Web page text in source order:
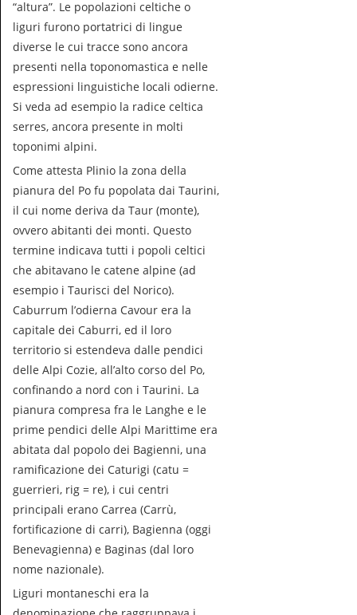
“altura”. Le popolazioni celtiche o
liguri furono portatrici di lingue
diverse le cui tracce sono ancora
presenti nella toponomastica e nelle
espressioni linguistiche locali odierne.
Si veda ad esempio la radice celtica
serres, ancora presente in molti
toponimi alpini.
Come attesta Plinio la zona della
pianura del Po fu popolata dai Taurini,
il cui nome deriva da Taur (monte),
ovvero abitanti dei monti. Questo
termine indicava tutti i popoli celtici
che abitavano le catene alpine (ad
esempio i Taurisci del Norico).
Caburrum l’odierna Cavour era la
capitale dei Caburri, ed il loro
territorio si estendeva dalle pendici
delle Alpi Cozie, all’alto corso del Po,
confinando a nord con i Taurini. La
pianura compresa fra le Langhe e le
prime pendici delle Alpi Marittime era
abitata dal popolo dei Bagienni, una
ramificazione dei Caturigi (catu =
guerrieri, rig = re), i cui centri
principali erano Carrea (Carrù,
fortificazione di carri), Bagienna (oggi
Benevagienna) e Baginas (dal loro
nome nazionale).
Liguri montaneschi era la